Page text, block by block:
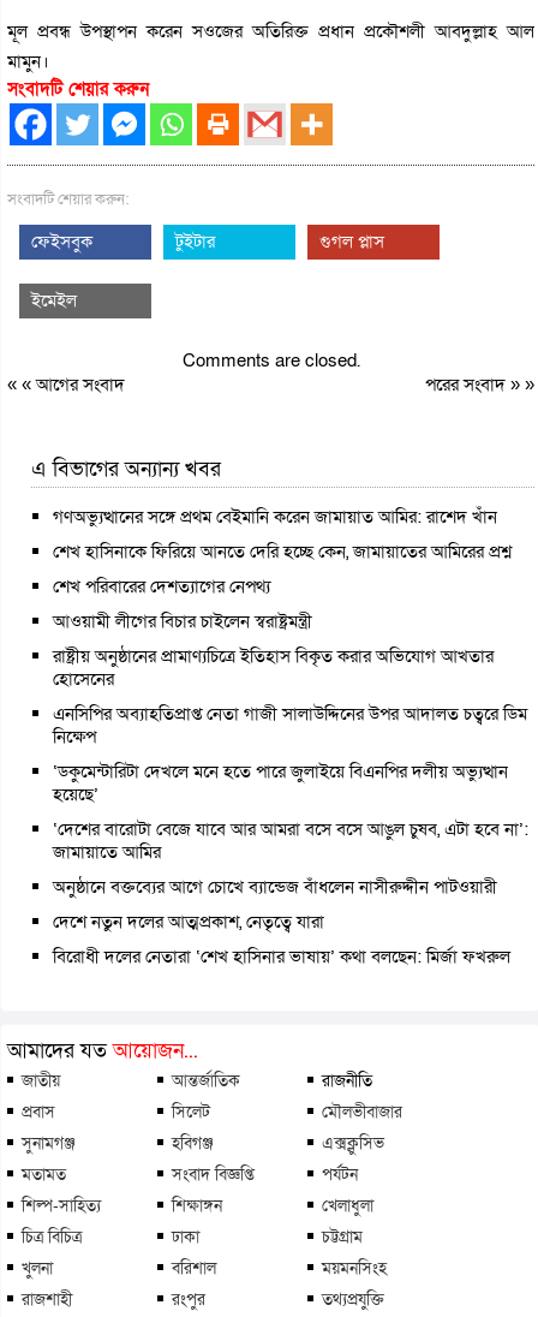
মূল প্রবন্ধ উপস্থাপন করেন সওজের অতিরিক্ত প্রধান প্রকৌশলী আবদুল্লাহ আল
মামুন।
সংবাদটি শেয়ার করুন
সংবাদটি শেয়ার করুন:
ফেইসবুক টুইটার গুগল প্লাস
ইমেইল
Comments are closed.
« «আগের সংবাদ পরের সংবাদ» »
এ বিভাগের অন্যান্য খবর
গণঅভ্যুত্থানের সঙ্গে প্রথম বেইমানি করেন জামায়াত আমির: রাশেদ খাঁন
শেখ হাসিনাকে ফিরিয়ে আনতে দেরি হচ্ছে কেন, জামায়াতের আমিরের প্রশ্ন
শেখ পরিবারের দেশত্যাগের নেপথ্য
আওয়ামী লীগের বিচার চাইলেন স্বরাষ্ট্রমন্ত্রী
রাষ্ট্রীয় অনুষ্ঠানের প্রামাণ্যচিত্রে ইতিহাস বিকৃত করার অভিযোগ আখতার
হোসেনের
এনসিপির অব্যাহতিপ্রাপ্ত নেতা গাজী সালাউদ্দিনের উপর আদালত চত্বরে ডিম
নিক্ষেপ
‘ডকুমেন্টারিটা দেখলে মনে হতে পারে জুলাইয়ে বিএনপির দলীয় অভ্যুত্থান
হয়েছে’
‘দেশের বারোটা বেজে যাবে আর আমরা বসে বসে আঙুল চুষব, এটা হবে না’:
জামায়াতে আমির
অনুষ্ঠানে বক্তব্যের আগে চোখে ব্যান্ডেজ বাঁধলেন নাসীরুদ্দীন পাটওয়ারী
দেশে নতুন দলের আত্মপ্রকাশ, নেতৃত্বে যারা
বিরোধী দলের নেতারা ‘শেখ হাসিনার ভাষায়’ কথা বলছেন: মির্জা ফখরুল
আমাদের যতআয়োজন...
জাতীয় আন্তর্জাতিক
রাজনীতি
প্রবাস
সিলেট
মৌলভীবাজার
সুনামগঞ্জ
হবিগঞ্জ
এক্সক্লুসিভ
মতামত
সংবাদ বিজ্ঞপ্তি
পর্যটন
শিল্প-সাহিত্য
শিক্ষাঙ্গন
খেলাধুলা
চিত্র বিচিত্র
ঢাকা
চট্টগ্রাম
খুলনা
বরিশাল
ময়মনসিংহ
রাজশাহী
রংপুর তথ্যপ্রযুক্তি